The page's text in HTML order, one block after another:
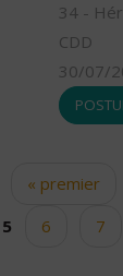
34 -
CDD
30/07/
Pages
« premier
5
6 7